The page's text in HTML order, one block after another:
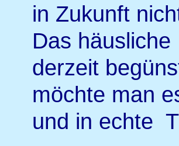
in Zukunft
Das
derzeit
möchte man
und in echte